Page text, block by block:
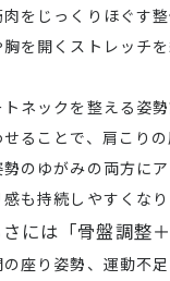
肉をじっくりほぐす
胸を開くストレッチ
トネックを整える姿
ることで、肩こり
のゆがみの両方にア
も持続しやすくなり
には「骨盤調整＋
座り姿勢、運動不